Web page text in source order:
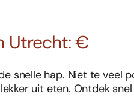
Utrecht: €
snelle hap. Niet te veel
uit eten. Ontdek